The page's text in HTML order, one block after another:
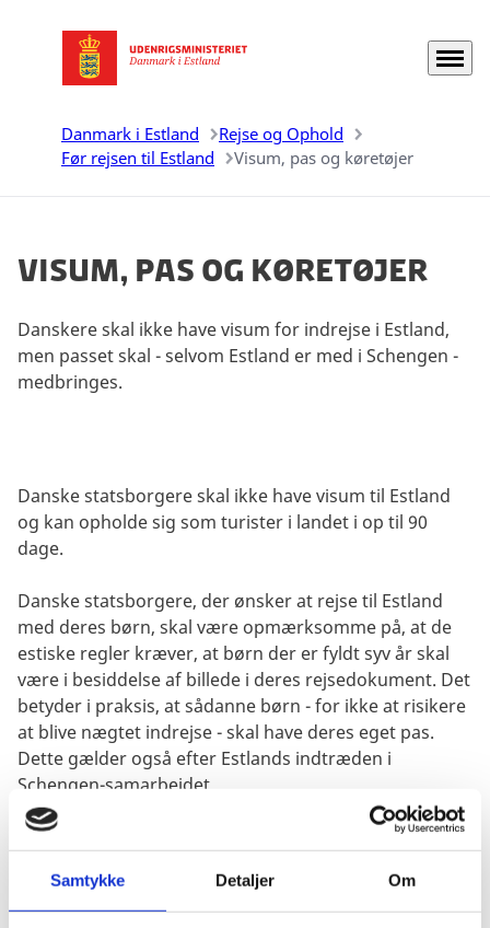
Samtykke Detaljer Om
Gå til forsiden Menu
Danmark i Estland
Rejse og Ophold
Før rejsen til Estland
Visum, pas og køretøjer
Visum, pas og køretøjer
Danskere skal ikke have visum for indrejse i Estland,
men passet skal - selvom Estland er med i Schengen -
medbringes.
Danske statsborgere skal ikke have visum til Estland
og kan opholde sig som turister i landet i op til 90
dage.
Danske statsborgere, der ønsker at rejse til Estland
med deres børn, skal være opmærksomme på, at de
estiske regler kræver, at børn der er fyldt syv år skal
være i besiddelse af billede i deres rejsedokument. Det
betyder i praksis, at sådanne børn - for ikke at risikere
at blive nægtet indrejse - skal have deres eget pas.
Dette gælder også efter Estlands indtræden i
Schengen-samarbejdet.
Hvis man rejser til Estland i egen bil, bus, lastvogn eller
huske følgende dokumenter: